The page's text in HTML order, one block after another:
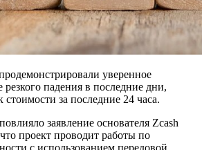
уверенное
резкого падения в последние дни,
за последние 24 часа.
заявление основателя Zcash
проект проводит работы по